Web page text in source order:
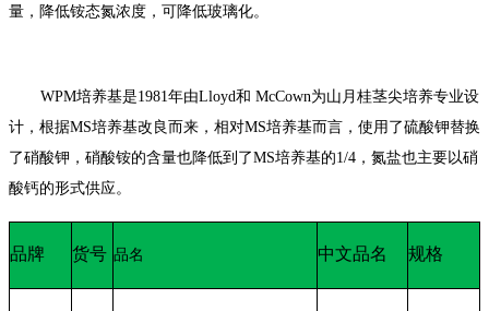
量，降低铵态氮浓度，可降低玻璃化。
WPM培养基是1981年由Lloyd和 McCown为山月桂茎尖培养专业设
计，根据MS培养基改良而来，相对MS培养基而言，使用了硫酸钾替换
了硝酸钾，硝酸铵的含量也降低到了MS培养基的1/4 ，氮盐也主要以硝
酸钙的形式供应。
品牌 货号 品名 中文品名 规格